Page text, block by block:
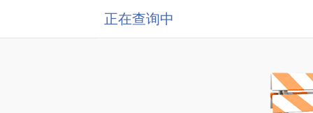
正在查询中